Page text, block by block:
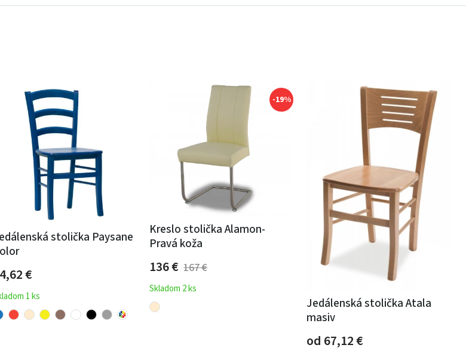
stolička Paysane
€
1 ks
-19%
Kreslo stolička Alamon-
Pravá koža
136€ 167€
Skladom 2 ks
Jedálenská stolička Atala
masiv
od 67,12€